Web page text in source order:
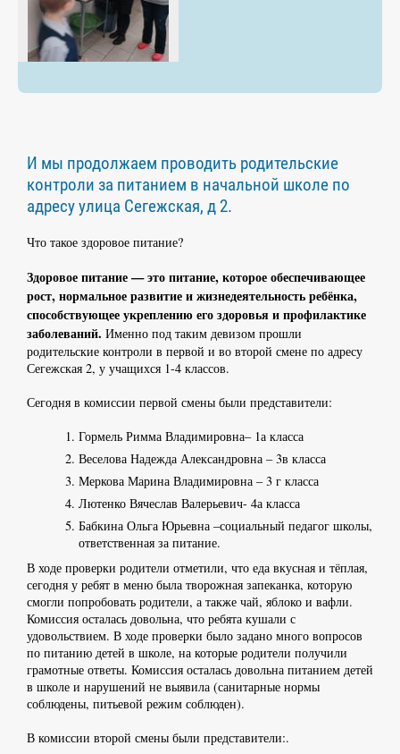
И мы продолжаем проводить родительские
контроли за питанием в начальной школе по
адресу улица Сегежская, д 2.
Что такое здоровое питание?
Здоровое питание — это питание, которое обеспечивающее
рост, нормальное развитие и жизнедеятельность ребёнка,
способствующее укреплению его здоровья и профилактике
заболеваний. Именно под таким девизом прошли
родительские контроли в первой и во второй смене по адресу
Сегежская 2, у учащихся 1-4 классов.
Сегодня в комиссии первой смены были представители:
Гормель Римма Владимировна– 1а класса
Веселова Надежда Александровна – 3в класса
Меркова Марина Владимировна – 3 г класса
Лютенко Вячеслав Валерьевич- 4а класса
Бабкина Ольга Юрьевна –социальный педагог школы,
ответственная за питание.
В ходе проверки родители отметили, что еда вкусная и тёплая,
сегодня у ребят в меню была творожная запеканка, которую
смогли попробовать родители, а также чай, яблоко и вафли.
Комиссия осталась довольна, что ребята кушали с
удовольствием. В ходе проверки было задано много вопросов
по питанию детей в школе, на которые родители получили
грамотные ответы. Комиссия осталась довольна питанием детей
в школе и нарушений не выявила (санитарные нормы
соблюдены, питьевой режим соблюден).
В комиссии второй смены были представители:.